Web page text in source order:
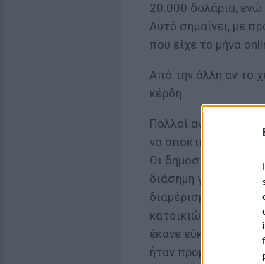
20.000 δολάρια,
Αυτό σημαίνει, με
που είχε το μήνα
Από την άλλη αν το
κέρδη.
Πολλοί αναφέρουν
να αποκτήσει
Οι δημοσιογράφοι
διάσημη γυναίκα με
διαμέρισμα χωρίς
κατοικιών που δεν
έκανε εύκολα η Kim
ήταν